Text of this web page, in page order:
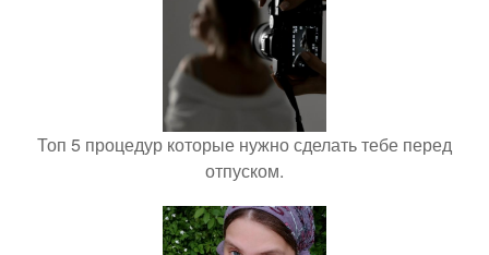
Топ 5 процедур которые нужно сделать тебе перед
отпуском.